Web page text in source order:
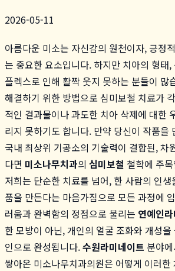
2026-05-11
아름다운 미소는 자신감의 원천이자, 긍정
는 중요한 요소입니다. 하지만 치아의 형태
플렉스로 인해 활짝 웃지 못하는 분들이 많
해결하기 위한 방법으로 심미보철 치료가
적인 결과물이나 과도한 치아 삭제에 대한
리지 못하기도 합니다. 만약 당신이 작품을
국내 최상위 기공소의 기술력이 결합된, 차
다면 미소나무치과의 심미보철 철학에 주
저희는 단순한 치료를 넘어, 한 사람의 인
품을 만든다는 마음가짐으로 모든 과정에
러움과 완벽함의 정점으로 불리는 연예인
한 모방이 아닌, 개인의 얼굴 조화와 개성
인으로 완성됩니다.수원라미네이트 분야
쌓아온 미소나무치과의원은 어떻게 이러한